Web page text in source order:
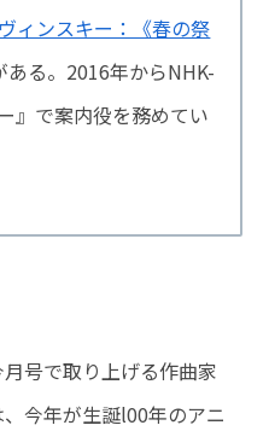
ィンスキー：《春の祭
る。2016年からNHK-
』で案内役を務めてい
月号で取り上げる作曲家
、今年が生誕l00年のアニ